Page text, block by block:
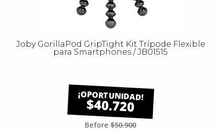
Joby GorillaPod GripTight Kit Trípode Flexible
para Smartphones / JB01515
$40.720
Before $50.900